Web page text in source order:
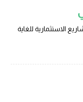
الاستثمارية للغاية